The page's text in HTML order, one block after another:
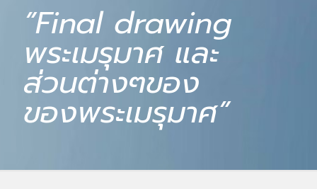
”Final drawing
พระเมรุมาศ และ
ส่วนต่างๆของ
ของพระเมรุมาศ”